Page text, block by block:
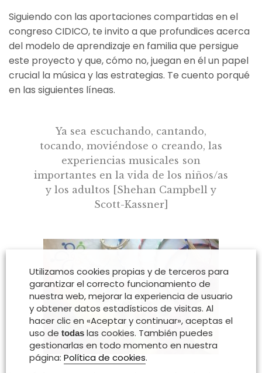
Siguiendo con las aportaciones compartidas en el
congreso CIDICO, te invito a que profundices acerca
del modelo de aprendizaje en familia que persigue
este proyecto y que, cómo no, juegan en él un papel
crucial la música y las estrategias. Te cuento porqué
en las siguientes líneas.
Ya sea escuchando, cantando,
tocando, moviéndose o creando, las
experiencias musicales son
importantes en la vida de los niños/as
y los adultos [Shehan Campbell y
Scott-Kassner]
Utilizamos cookies propias y de terceros para
garantizar el correcto funcionamiento de
nuestra web, mejorar la experiencia de usuario
y obtener datos estadísticos de visitas. Al
hacer clic en «Aceptar y continuar», aceptas el
uso de todas las cookies. También puedes
gestionarlas en todo momento en nuestra
página: Política de cookies.